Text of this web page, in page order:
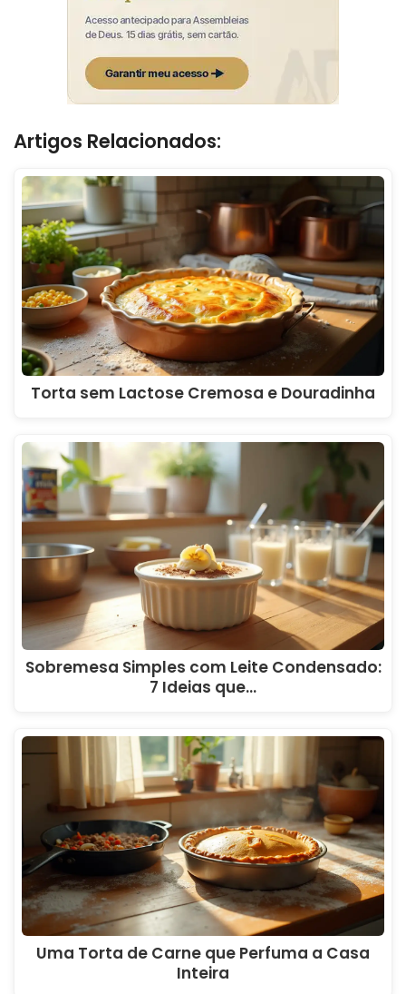
Artigos Relacionados:
Torta sem Lactose Cremosa e Douradinha
Sobremesa Simples com Leite Condensado:
7 Ideias que…
Uma Torta de Carne que Perfuma a Casa
Inteira